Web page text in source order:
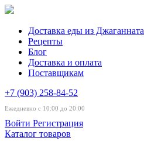
Доставка еды из Джаганната
Рецепты
Блог
Доставка и оплата
Поставщикам
+7 (903) 258-84-52
Ежедневно с 10:00 до 20:00
Войти Регистрация
Каталог товаров